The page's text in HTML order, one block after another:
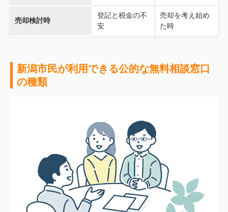
売却検討時
登記と税金の不
安
売却を考え始め
た時
新潟市民が利用できる公的な無料相談窓口
の種類